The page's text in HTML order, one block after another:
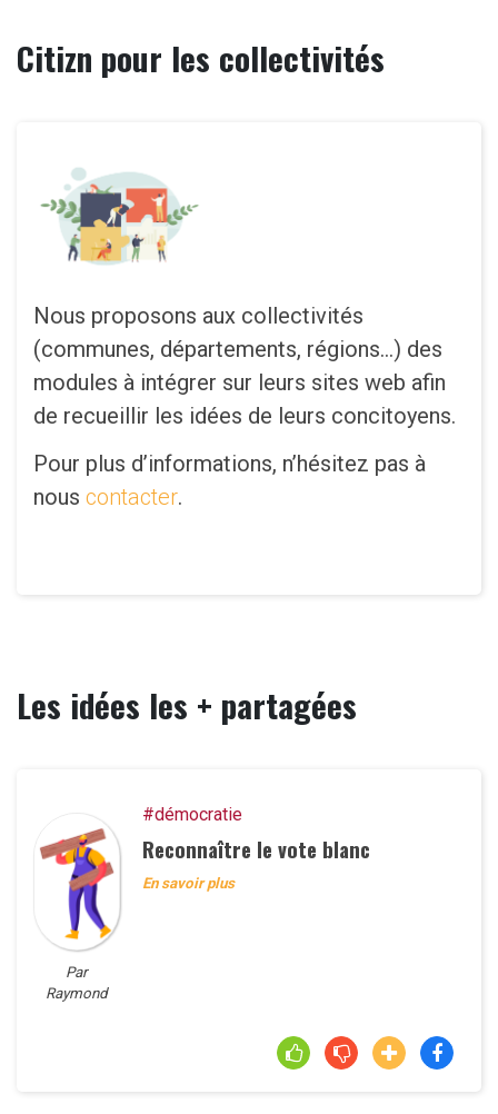
Citizn pour les collectivités
Nous proposons aux collectivités
(communes, départements, régions…) des
modules à intégrer sur leurs sites web afin
de recueillir les idées de leurs concitoyens.
Pour plus d’informations, n’hésitez pas à
nous contacter.
Les idées les + partagées
Par
Raymond
#démocratie
Reconnaître le vote blanc
En savoir plus